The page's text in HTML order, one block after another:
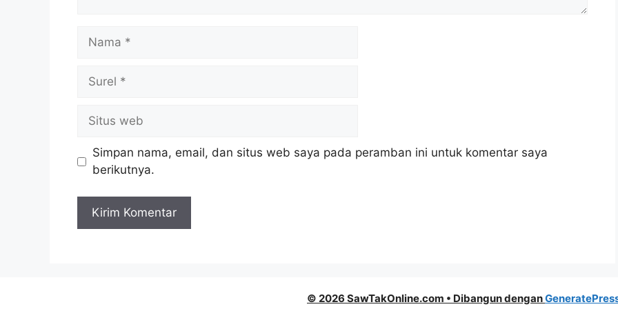
Nama
Surel
Situs
web
Simpan nama, email, dan situs web saya pada peramban ini untuk komentar saya
berikutnya.
© 2026 SawTakOnline.com • Dibangun dengan